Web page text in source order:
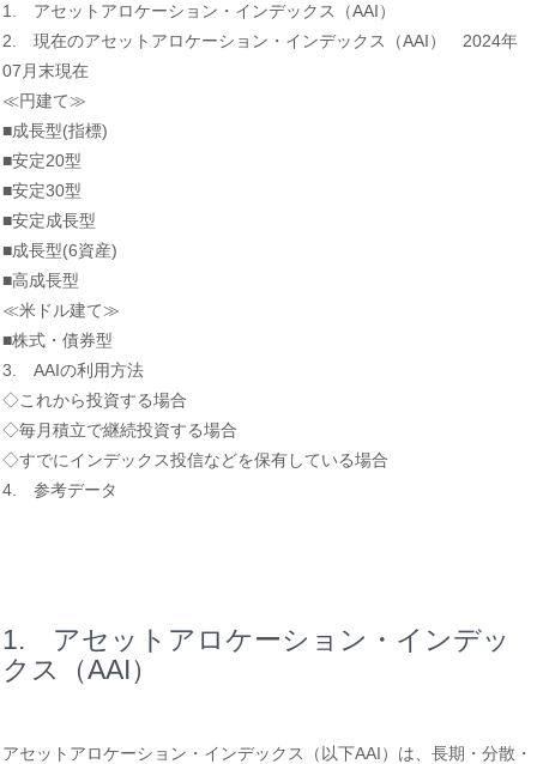
1. アセットアロケーション・インデックス（AAI）
2. 現在のアセットアロケーション・インデックス（AAI） 2024年
07月末現在
≪円建て≫
■成長型(指標)
■安定20型
■安定30型
■安定成長型
■成長型(6資産)
■高成長型
≪米ドル建て≫
■株式・債券型
3. AAIの利用方法
◇これから投資する場合
◇毎月積立で継続投資する場合
◇すでにインデックス投信などを保有している場合
4. 参考データ
1. アセットアロケーション・インデッ
クス（AAI）
アセットアロケーション・インデックス（以下AAI）は、長期・分散・